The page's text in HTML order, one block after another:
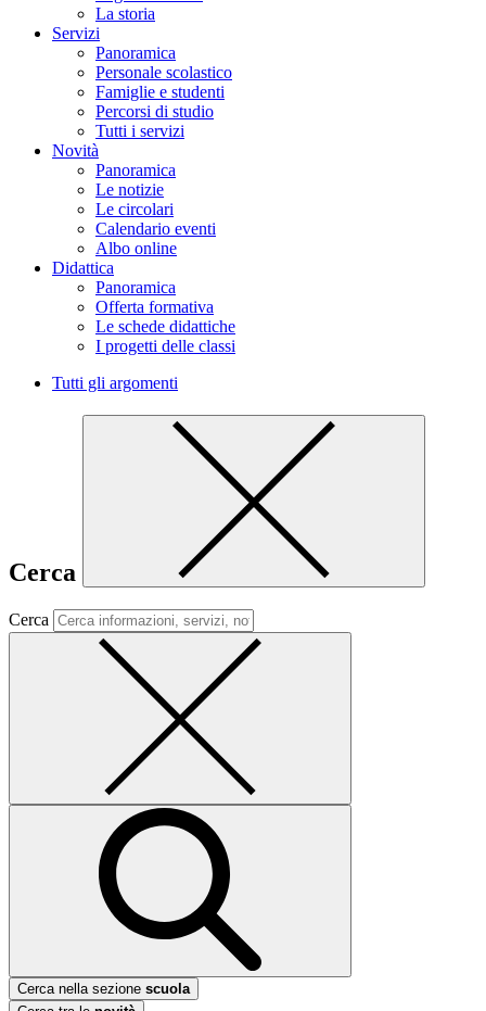
La storia
Servizi
Panoramica
Personale scolastico
Famiglie e studenti
Percorsi di studio
Tutti i servizi
Novità
Panoramica
Le notizie
Le circolari
Calendario eventi
Albo online
Didattica
Panoramica
Offerta formativa
Le schede didattiche
I progetti delle classi
Tutti gli argomenti
Cerca
Cerca
Cerca nella sezione scuola